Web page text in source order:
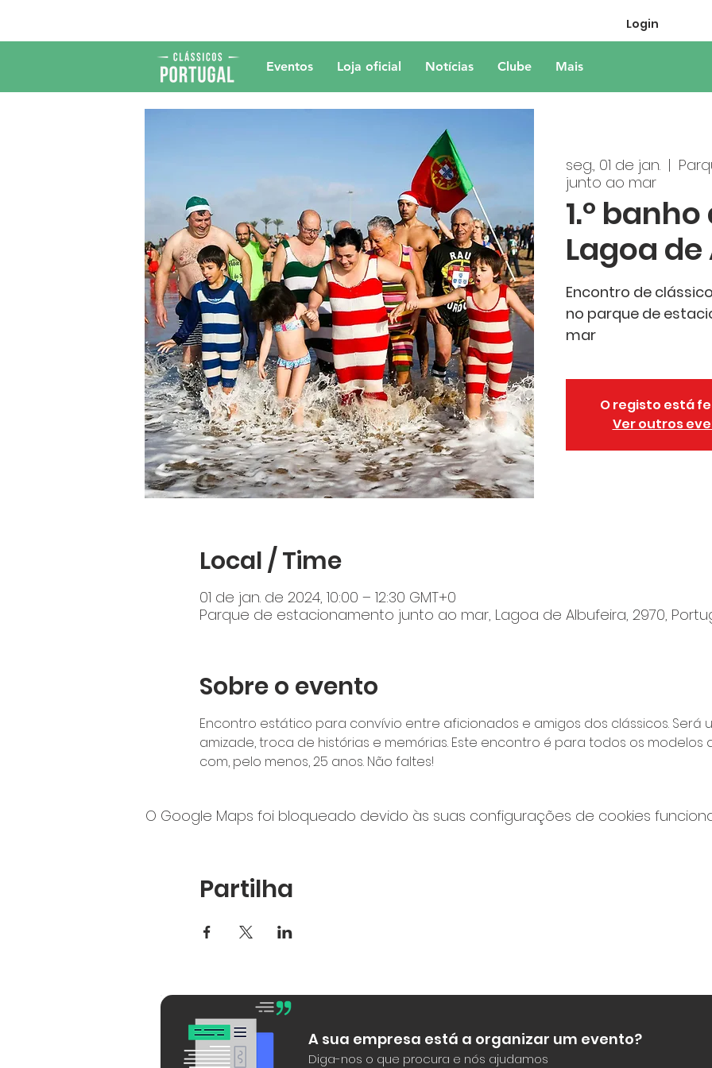
Login
Eventos Loja oficial Notícias Clube Mais
seg., 01 de jan.
  |
junto ao mar
1.º
Lagoa
Encontro de
no parque de
mar
O registo está
Ver outros
Local / Time
01 de jan. de 2024, 10:00 – 12:30 GMT+0
Parque de estacionamento junto ao mar, Lagoa de Albufeira, 2970,
Sobre o evento
Encontro estático para convívio entre aficionados e amigos dos clássicos. Será
amizade, troca de histórias e memórias. Este encontro é para todos os modelos
com, pelo menos, 25 anos. Não faltes!
O Google Maps foi bloqueado devido às suas configurações de cookies
Partilha
A sua empresa está a organizar um evento?
Diga-nos o que procura e nós ajudamos